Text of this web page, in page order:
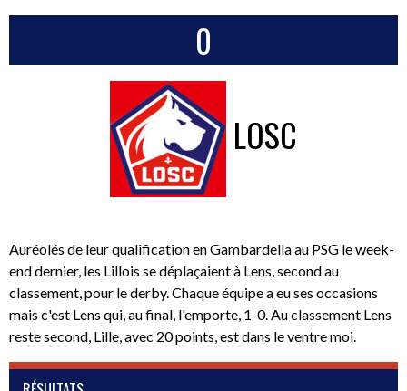
0
LOSC
Auréolés de leur qualification en Gambardella au PSG le week-
end dernier, les Lillois se déplaçaient à Lens, second au
classement, pour le derby. Chaque équipe a eu ses occasions
mais c'est Lens qui, au final, l'emporte, 1-0. Au classement Lens
reste second, Lille, avec 20 points, est dans le ventre moi.